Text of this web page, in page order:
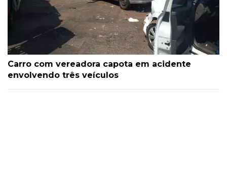
Carro com vereadora capota em acidente
envolvendo três veículos